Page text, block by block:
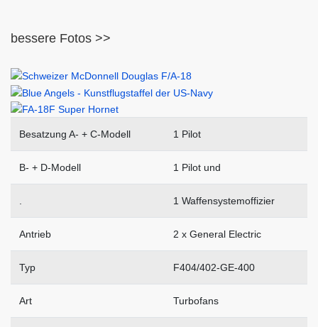
bessere Fotos >>
Besatzung A- + C-Modell 1 Pilot
B- + D-Modell 1 Pilot und
1 Waffensystemoffizier
Antrieb 2 x General Electric
Typ F404/402-GE-400
Art Turbofans